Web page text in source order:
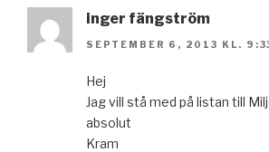
inger fängström
SEPTEMBER 6, 2013 KL.
Hej
Jag vill stå med på listan till
absolut
Kram